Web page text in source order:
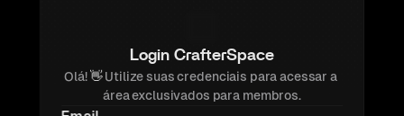
Login CrafterSpace
Olá! 👋 Utilize suas credenciais para acessar a
área exclusivados para membros.